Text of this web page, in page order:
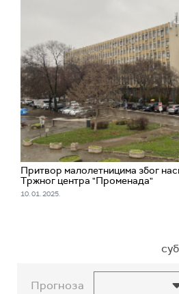
Притвор малолетницима због
Тржног центра "Променада"
10. 01. 2025.
Прогноза